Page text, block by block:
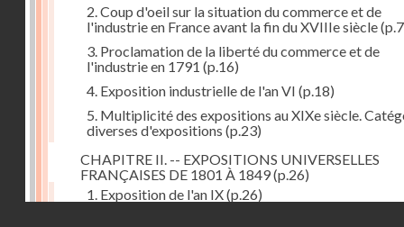
2. Coup d'oeil sur la situation du commerce et de
l'industrie en France avant la fin du XVIIIe siècle
3. Proclamation de la liberté du commerce et de
l'industrie en 1791 (p.16)
4. Exposition industrielle de l'an VI (p.18)
5. Multiplicité des expositions au XIXe siècle.
diverses d'expositions (p.23)
CHAPITRE II. -- EXPOSITIONS UNIVERSELLES
FRANÇAISES DE 1801 À 1849(p.26)
1. Exposition de l'an IX(p.26)